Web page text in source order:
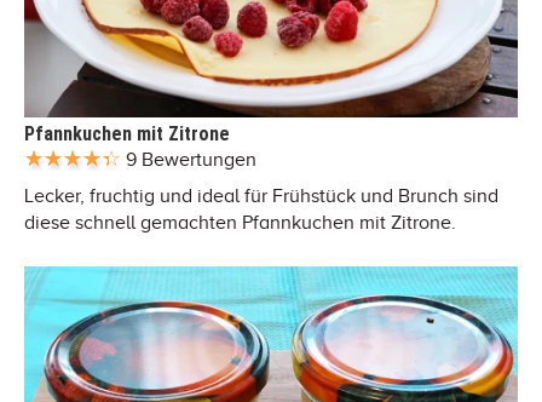
Pfannkuchen mit Zitrone
9 Bewertungen
Lecker, fruchtig und ideal für Frühstück und Brunch sind
diese schnell gemachten Pfannkuchen mit Zitrone.